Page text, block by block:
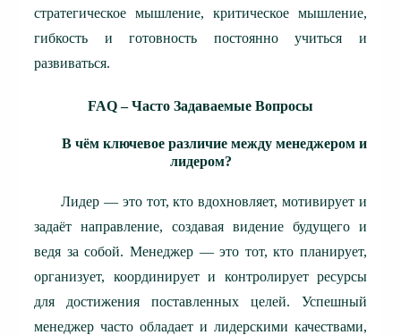
стратегическое мышление, критическое мышление,
гибкость и готовность постоянно учиться и
развиваться.
FAQ – Часто Задаваемые Вопросы
В чём ключевое различие между менеджером и
лидером?
Лидер — это тот, кто вдохновляет, мотивирует и
задаёт направление, создавая видение будущего и
ведя за собой. Менеджер — это тот, кто планирует,
организует, координирует и контролирует ресурсы
для достижения поставленных целей. Успешный
менеджер часто обладает и лидерскими качествами,